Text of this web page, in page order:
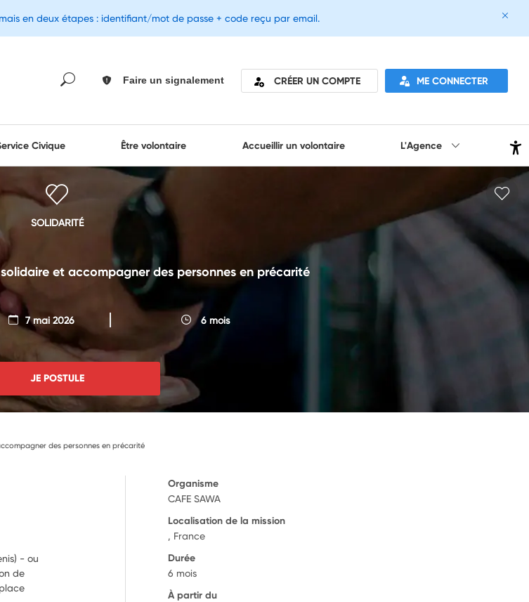
Faire un signalement CRÉER UN COMPTE ME CONNECTER
Civique Être volontaire Accueillir un volontaire L'Agence
SOLIDARITÉ
et accompagner des personnes en précarité
7 mai 2026 6 mois
JE POSTULE
des personnes en précarité
- ou
de
Organisme
CAFE SAWA
Localisation de la mission
, France
Durée
6 mois
À partir du
en deux étapes : identifiant/mot de passe + code reçu par email.